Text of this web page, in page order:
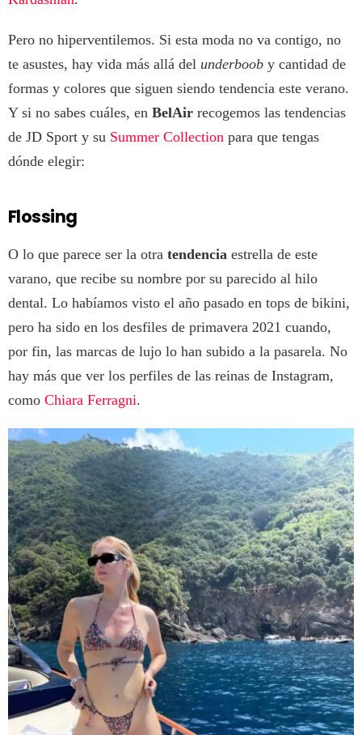
Pero no hiperventilemos. Si esta moda no va contigo, no
te asustes, hay vida más allá del underboob y cantidad de
formas y colores que siguen siendo tendencia este verano.
Y si no sabes cuáles, en BelAir recogemos las tendencias
de JD Sport y su Summer Collection para que tengas
dónde elegir:
Flossing
O lo que parece ser la otra tendencia estrella de este
varano, que recibe su nombre por su parecido al hilo
dental. Lo habíamos visto el año pasado en tops de bikini,
pero ha sido en los desfiles de primavera 2021 cuando,
por fin, las marcas de lujo lo han subido a la pasarela. No
hay más que ver los perfiles de las reinas de Instagram,
como Chiara Ferragni.